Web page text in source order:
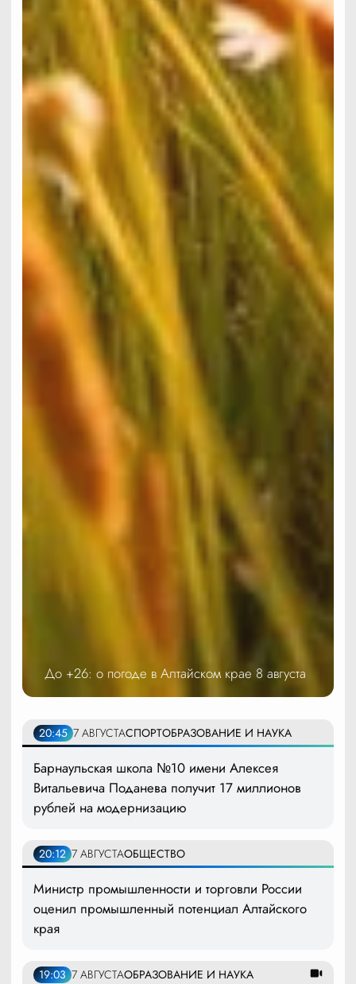
До +26: о погоде в Алтайском крае 8 августа
20:45 7 АВГУСТАСПОРТОБРАЗОВАНИЕ И НАУКА
Барнаульская школа №10 имени Алексея
Витальевича Поданева получит 17 миллионов
рублей на модернизацию
20:12 7 АВГУСТАОБЩЕСТВО
Министр промышленности и торговли России
оценил промышленный потенциал Алтайского
края
19:03 7 АВГУСТАОБРАЗОВАНИЕ И НАУКА